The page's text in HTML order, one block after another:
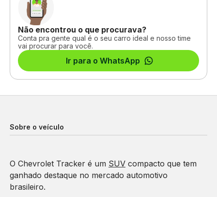
Não encontrou o que procurava?
Conta pra gente qual é o seu carro ideal e nosso time
vai procurar para você.
Ir para o WhatsApp
Sobre o veículo
O Chevrolet Tracker é um SUV compacto que tem
ganhado destaque no mercado automotivo
brasileiro.